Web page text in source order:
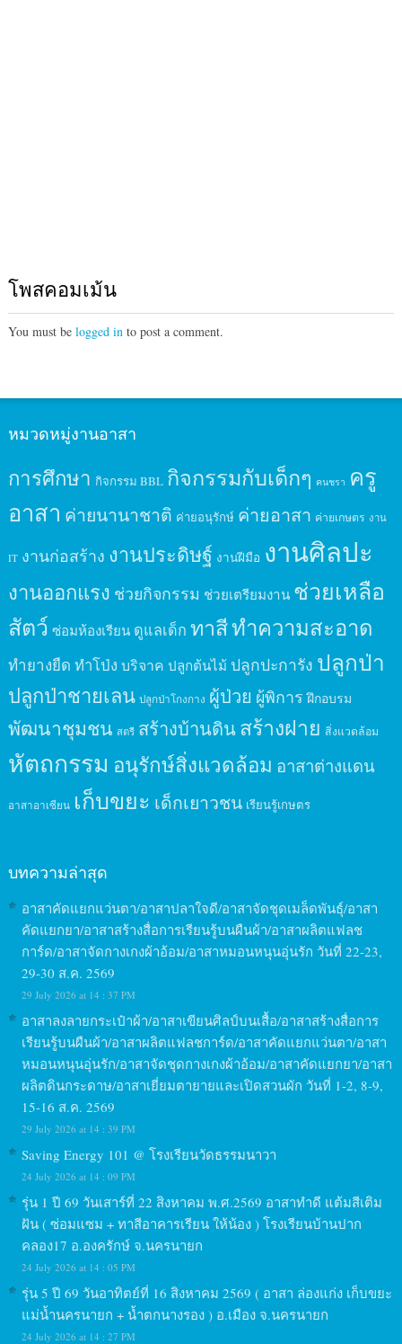
โพสคอมเม้น
You must be logged into post a comment.
หมวดหมู่งานอาสา
การศึกษา กิจกรรม BBL กิจกรรมกับเด็กๆ คนชรา ครู
อาสา ค่ายนานาชาติ ค่ายอนุรักษ์ ค่ายอาสา ค่ายเกษตร งาน
IT งานก่อสร้าง งานประดิษฐ์ งานฝีมือ งานศิลปะ
งานออกแรง ช่วยกิจกรรม ช่วยเตรียมงาน ช่วยเหลือ
สัตว์ ซ่อมห้องเรียน ดูแลเด็ก ทาสีทำความสะอาด
ทำยางยืด ทำโป่ง บริจาค ปลูกต้นไม้ ปลูกปะการัง ปลูกป่า
ปลูกป่าชายเลน ปลูกป่าโกงกาง ผู้ป่วย ผู้พิการ ฝึกอบรม
พัฒนาชุมชน สตรี สร้างบ้านดินสร้างฝาย สิ่งแวดล้อม
หัตถกรรม อนุรักษ์สิ่งแวดล้อม อาสาต่างแดน
อาสาอาเซียน เก็บขยะ เด็กเยาวชน เรียนรู้เกษตร
บทความล่าสุด
อาสาคัดแยกแว่นตา/อาสาปลาใจดี/อาสาจัดชุดเมล็ดพันธุ์/อาสา
คัดแยกยา/อาสาสร้างสื่อการเรียนรู้บนผืนผ้า/อาสาผลิตแฟลช
การ์ด/อาสาจัดกางเกงผ้าอ้อม/อาสาหมอนหนุนอุ่นรัก วันที่ 22-23,
29-30 ส.ค. 2569
29 July 2026 at 14 : 37 PM
อาสาลงลายกระเป๋าผ้า/อาสาเขียนศิลป์บนเสื้อ/อาสาสร้างสื่อการ
เรียนรู้บนผืนผ้า/อาสาผลิตแฟลชการ์ด/อาสาคัดแยกแว่นตา/อาสา
หมอนหนุนอุ่นรัก/อาสาจัดชุดกางเกงผ้าอ้อม/อาสาคัดแยกยา/อาสา
ผลิตดินกระดาษ/อาสาเยี่ยมตายายและเปิดสวนผัก วันที่ 1-2, 8-9,
15-16 ส.ค. 2569
29 July 2026 at 14 : 39 PM
Saving Energy 101 @ โรงเรียนวัดธรรมนาวา
24 July 2026 at 14 : 09 PM
รุ่น 1 ปี 69 วันเสาร์ที่ 22 สิงหาคม พ.ศ.2569 อาสาทำดี แต้มสีเติม
ฝัน ( ซ่อมแซม + ทาสีอาคารเรียน ให้น้อง ) โรงเรียนบ้านปาก
คลอง17 อ.องครักษ์ จ.นครนายก
24 July 2026 at 14 : 05 PM
รุ่น 5 ปี 69 วันอาทิตย์ที่ 16 สิงหาคม 2569 ( อาสา ล่องแก่ง เก็บขยะ
แม่น้ำนครนายก + น้ำตกนางรอง ) อ.เมือง จ.นครนายก
24 July 2026 at 14 : 27 PM